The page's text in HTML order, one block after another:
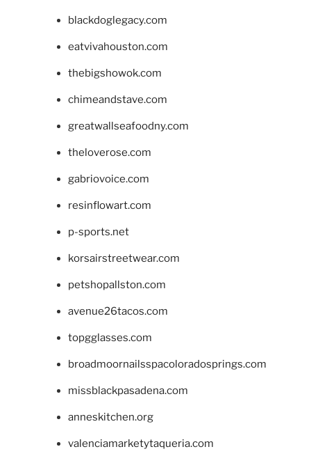
blackdoglegacy.com
eatvivahouston.com
thebigshowok.com
chimeandstave.com
greatwallseafoodny.com
theloverose.com
gabriovoice.com
resinflowart.com
p-sports.net
korsairstreetwear.com
petshopallston.com
avenue26tacos.com
topgglasses.com
broadmoornailsspacoloradosprings.com
missblackpasadena.com
anneskitchen.org
valenciamarketytaqueria.com